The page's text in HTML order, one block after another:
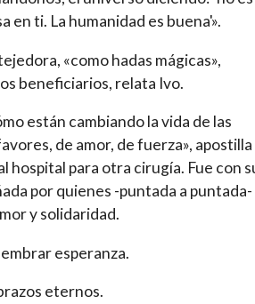
en ti. La humanidad es buena'».
«como hadas mágicas»,
beneficiarios, relata Ivo.
están cambiando la vida de las
de amor, de fuerza», apostilla
para otra cirugía. Fue con
por quienes -puntada a puntada-
y solidaridad.
esperanza.
eternos.